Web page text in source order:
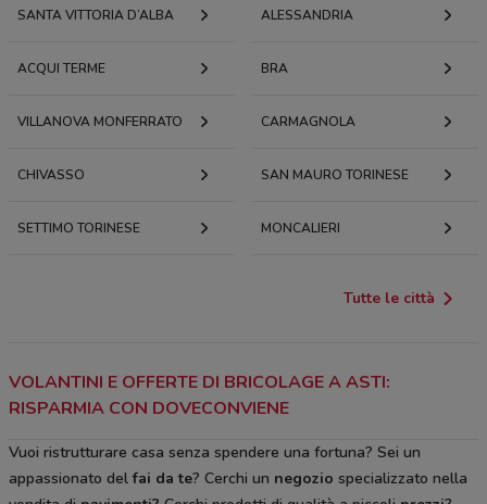
SANTA VITTORIA D’ALBA ALESSANDRIA
ACQUI TERME BRA
VILLANOVA MONFERRATO CARMAGNOLA
CHIVASSO SAN MAURO TORINESE
SETTIMO TORINESE MONCALIERI
Tutte le città
VOLANTINI E OFFERTE DI BRICOLAGE A ASTI:
RISPARMIA CON DOVECONVIENE
Vuoi ristrutturare casa senza spendere una fortuna? Sei un
appassionato delfai da te? Cerchi un negozio specializzato nella